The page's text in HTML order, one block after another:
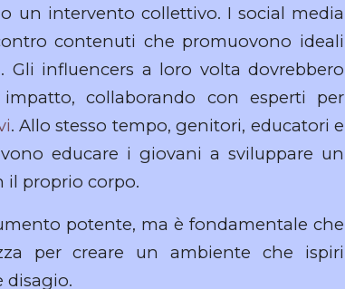
un intervento collettivo. I social media
contenuti che promuovono ideali
Gli influencers a loro volta dovrebbero
collaborando con esperti per
. Allo stesso tempo, genitori, educatori e
educare i giovani a sviluppare un
il proprio corpo.
potente, ma è fondamentale che
per creare un ambiente che ispiri
disagio.